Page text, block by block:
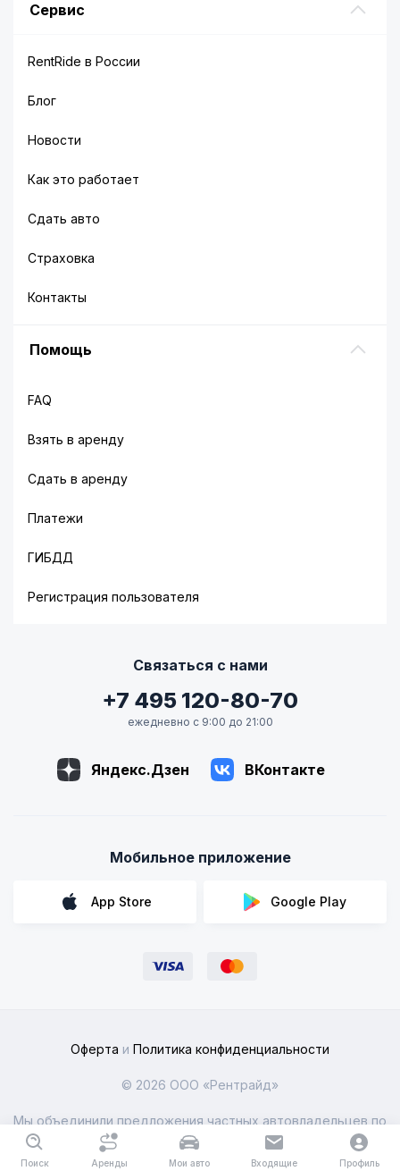
Сервис
RentRide в России
Блог
Новости
Как это работает
Сдать авто
Страховка
Контакты
Помощь
FAQ
Взять в аренду
Сдать в аренду
Платежи
ГИБДД
Регистрация пользователя
Связаться с нами
+7 495 120-80-70
ежедневно с 9:00 до 21:00
Яндекс.Дзен ВКонтакте
Мобильное приложение
App Store Google Play
Оферта и Политика конфиденциальности
© 2026 ООО «Рентрайд»
Мы объединили предложения частных автовладельцев по
всей России
Поиск Аренды Мои авто Входящие Профиль